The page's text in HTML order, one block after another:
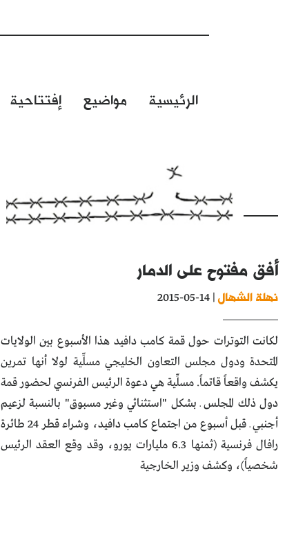
الرئيسية مواضيع إفتتاحية
أفق مفتوح على الدمار
نهلة الشهال| 14-05-2015
لكانت التوترات حول قمة كامب دافيد هذا الأسبوع بين الولايات
المتحدة ودول مجلس التعاون الخليجي مسلِّية لولا أنها تمرين
يكشف واقعاً قاتماً. مسلِّية هي دعوة الرئيس الفرنسي لحضور قمة
دول ذلك المجلس ـ بشكل "استثنائي وغير مسبوق" بالنسبة لزعيم
أجنبي ـ قبل أسبوع من اجتماع كامب دافيد، وشراء قطر 24 طائرة
رافال فرنسية (ثمنها 6.3 مليارات يورو، وقد وقع العقد الرئيس
شخصياً)، وكشف وزير الخارجية